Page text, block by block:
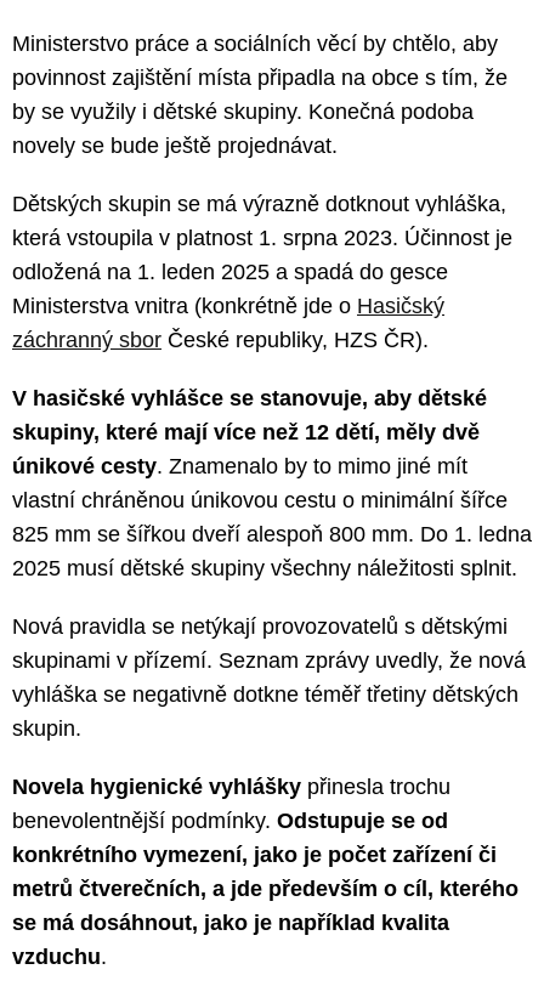
Ministerstvo práce a sociálních věcí by chtělo, aby
povinnost zajištění místa připadla na obce s tím, že
by se využily i dětské skupiny. Konečná podoba
novely se bude ještě projednávat.
Dětských skupin se má výrazně dotknout vyhláška,
která vstoupila v platnost 1. srpna 2023. Účinnost je
odložená na 1. leden 2025 a spadá do gesce
Ministerstva vnitra (konkrétně jde o Hasičský
záchranný sbor České republiky, HZS ČR).
V hasičské vyhlášce se stanovuje, aby dětské
skupiny, které mají více než 12 dětí, měly dvě
únikové cesty. Znamenalo by to mimo jiné mít
vlastní chráněnou únikovou cestu o minimální šířce
825 mm se šířkou dveří alespoň 800 mm. Do 1. ledna
2025 musí dětské skupiny všechny náležitosti splnit.
Nová pravidla se netýkají provozovatelů s dětskými
skupinami v přízemí. Seznam zprávy uvedly, že nová
vyhláška se negativně dotkne téměř třetiny dětských
skupin.
Novela hygienické vyhlášky přinesla trochu
benevolentnější podmínky. Odstupuje se od
konkrétního vymezení, jako je počet zařízení či
metrů čtverečních, a jde především o cíl, kterého
se má dosáhnout, jako je například kvalita
vzduchu.